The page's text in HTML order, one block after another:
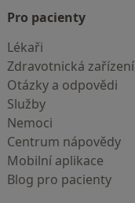
Pro pacienty
Lékaři
Zdravotnická zařízení
Otázky a odpovědi
Služby
Nemoci
Centrum nápovědy
Mobilní aplikace
Blog pro pacienty